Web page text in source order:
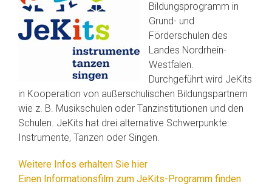
Bildungsprogramm in
Grund- und
Förderschulen des
Landes Nordrhein-
Westfalen.
Durchgeführt wird JeKits
in Kooperation von außerschulischen Bildungspartnern
wie z. B. Musikschulen oder Tanzinstitutionen und den
Schulen. JeKits hat drei alternative Schwerpunkte:
Instrumente, Tanzen oder Singen.
Weitere Infos erhalten Sie hier
Einen Informationsfilm zum JeKits-Programm finden